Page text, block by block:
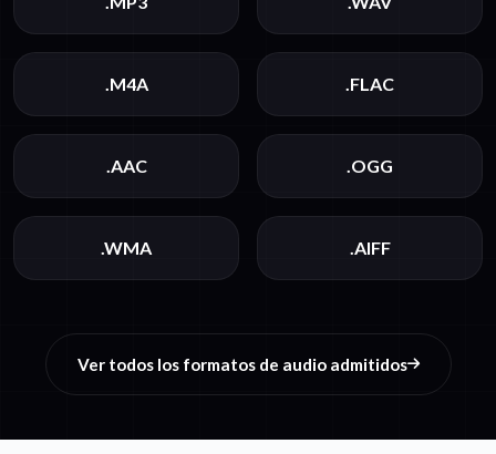
.M4A .FLAC
.AAC .OGG
.WMA .AIFF
Ver todos los formatos de audio admitidos